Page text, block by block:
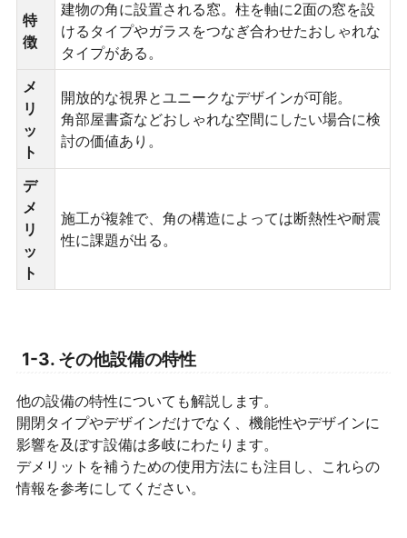
特
徴
建物の角に設置される窓。柱を軸に2面の窓を設
けるタイプやガラスをつなぎ合わせたおしゃれな
タイプがある。
メ
リ
ッ
ト
開放的な視界とユニークなデザインが可能。
角部屋書斎などおしゃれな空間にしたい場合に検
討の価値あり。
デ
メ
リ
ッ
ト
施工が複雑で、角の構造によっては断熱性や耐震
性に課題が出る。
1-3. その他設備の特性
他の設備の特性についても解説します。
開閉タイプやデザインだけでなく、機能性やデザインに
影響を及ぼす設備は多岐にわたります。
デメリットを補うための使用方法にも注目し、これらの
情報を参考にしてください。